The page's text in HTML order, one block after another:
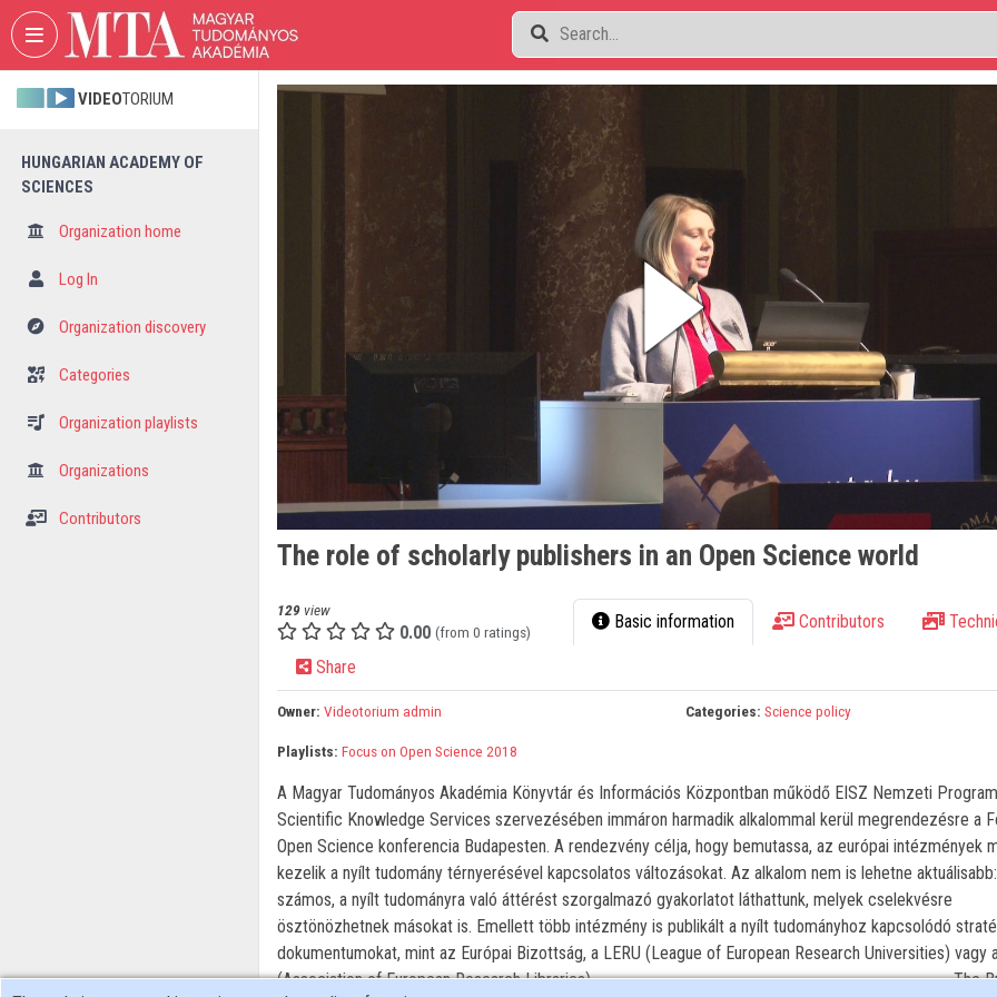
Skip header Skip menu Skip content
VIDEOTORIUM
HUNGARIAN ACADEMY OF
SCIENCES
Organization home
Log In
Organization discovery
Categories
Organization playlists
Organizations
Contributors
The role of scholarly publishers in an Open Science world
129view
0.00 (from 0 ratings) Basic information Contributors
Share
Owner: Videotorium admin Categories: Science policy
Playlists: Focus on Open Science 2018
A Magyar Tudományos Akadémia Könyvtár és Információs Központban működő EISZ Nemzeti
Scientific Knowledge Services szervezésében immáron harmadik alkalommal kerül megrendezésre a
Open Science konferencia Budapesten. A rendezvény célja, hogy bemutassa, az európai intézmények
kezelik a nyílt tudomány térnyerésével kapcsolatos változásokat. Az alkalom nem is lehetne
számos, a nyílt tudományra való áttérést szorgalmazó gyakorlatot láthattunk, melyek cselekvésre
ösztönözhetnek másokat is. Emellett több intézmény is publikált a nyílt tudományhoz kapcsolódó
dokumentumokat, mint az Európai Bizottság, a LERU (League of European Research Universities) vagy
(Association of European Research Libraries). --------------------------------------------------------------- The